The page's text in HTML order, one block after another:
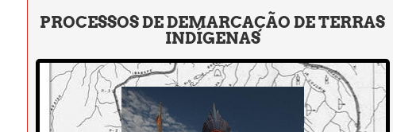
PROCESSOS DE DEMARCAÇÃO DE TERRAS
INDÍGENAS